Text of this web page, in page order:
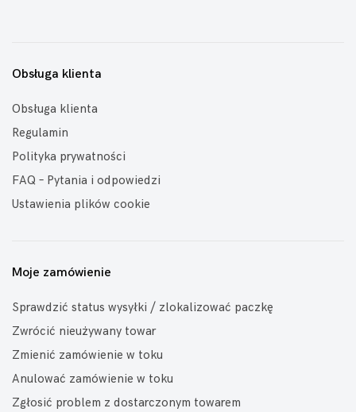
Obsługa klienta
Obsługa klienta
Regulamin
Polityka prywatności
FAQ – Pytania i odpowiedzi
Ustawienia plików cookie
Moje zamówienie
Sprawdzić status wysyłki / zlokalizować paczkę
Zwrócić nieużywany towar
Zmienić zamówienie w toku
Anulować zamówienie w toku
Zgłosić problem z dostarczonym towarem